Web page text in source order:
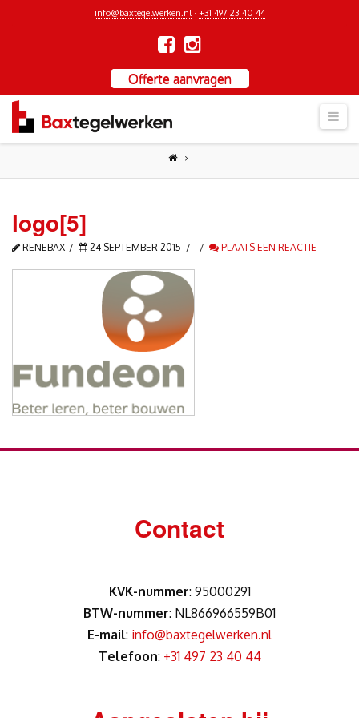
info@baxtegelwerken.nl · +31 497 23 40 44
Offerte aanvragen
logo[5]
RENEBAX 24 SEPTEMBER 2015 PLAATS EEN REACTIE
Contact
KVK-nummer: 95000291
BTW-nummer: NL866966559B01
E-mail: info@baxtegelwerken.nl
Telefoon: +31 497 23 40 44